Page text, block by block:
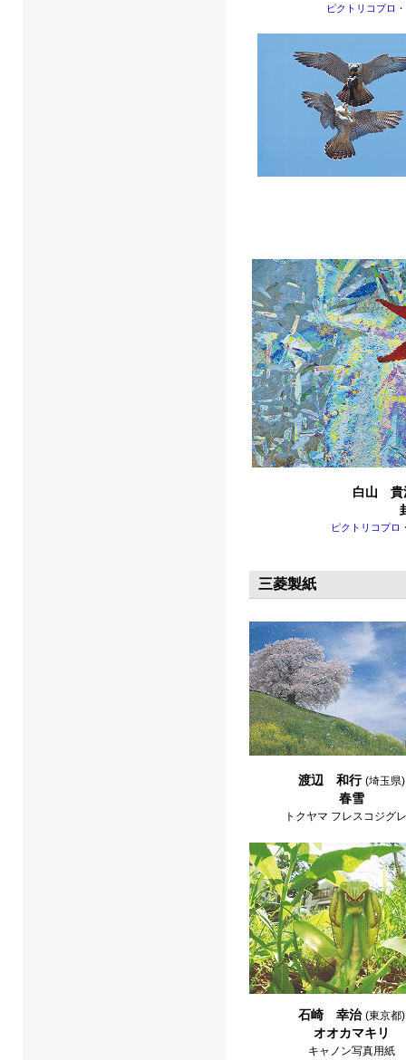
ピクトリコプロ
白山 貴
ピクトリコプロ
三菱製紙
渡辺 和行 (埼玉県)
春雪
トクヤマ フレスコジグ
石崎 幸治 (東京都)
オオカマキリ
キャノン写真用紙